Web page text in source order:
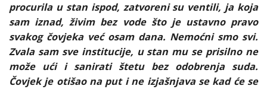
procurila u stan ispod, zatvoreni su ventili, ja koja
sam iznad, živim bez vode što je ustavno pravo
svakog čovjeka već osam dana. Nemoćni smo svi.
Zvala sam sve institucije, u stan mu se prisilno ne
može ući i sanirati štetu bez odobrenja suda.
Čovjek je otišao na put i ne izjašnjava se kad će se